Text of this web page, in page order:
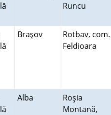
Runcu
Braşov
Rotbav, com.
Feldioara
Alba
Roşia
Montană,